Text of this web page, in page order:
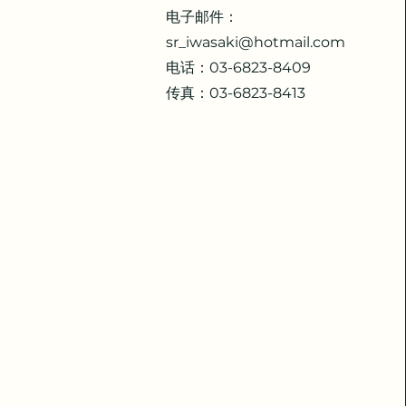
电子邮件：
sr_iwasaki@hotmail.com
电话：03-6823-8409
传真：03-6823-8413